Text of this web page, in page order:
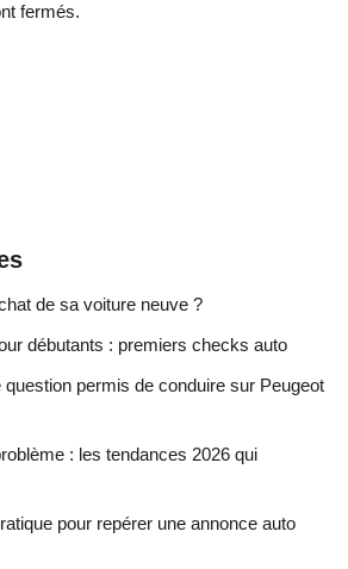
fermés.
de sa voiture neuve ?
débutants : premiers checks auto
permis de conduire sur Peugeot
: les tendances 2026 qui
pour repérer une annonce auto